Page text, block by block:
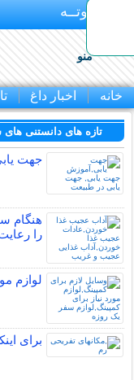
بـیتوتــه
منو
خانه اخبار داغ
تازه های دانستنی های
جهت
هنگام
را
لوازم
برای